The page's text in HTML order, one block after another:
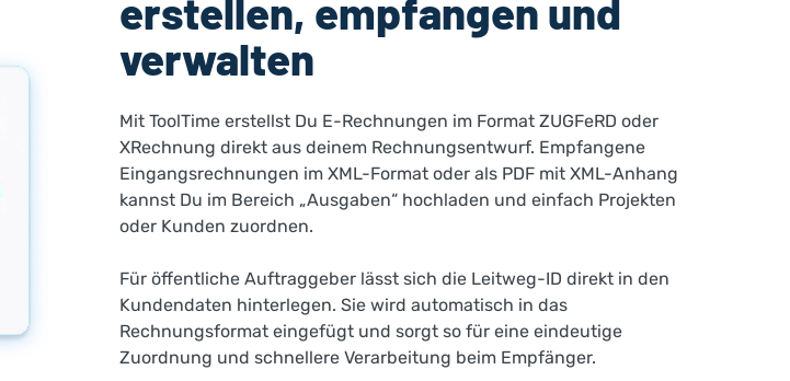
erstellen, empfangen und
verwalten
Mit ToolTime erstellst Du E-Rechnungen im Format ZUGFeRD oder
XRechnung direkt aus deinem Rechnungsentwurf. Empfangene
Eingangsrechnungen im XML-Format oder als PDF mit XML-Anhang
kannst Du im Bereich „Ausgaben“ hochladen und einfach Projekten
oder Kunden zuordnen.
Für öffentliche Auftraggeber lässt sich die Leitweg-ID direkt in den
Kundendaten hinterlegen. Sie wird automatisch in das
Rechnungsformat eingefügt und sorgt so für eine eindeutige
Zuordnung und schnellere Verarbeitung beim Empfänger.